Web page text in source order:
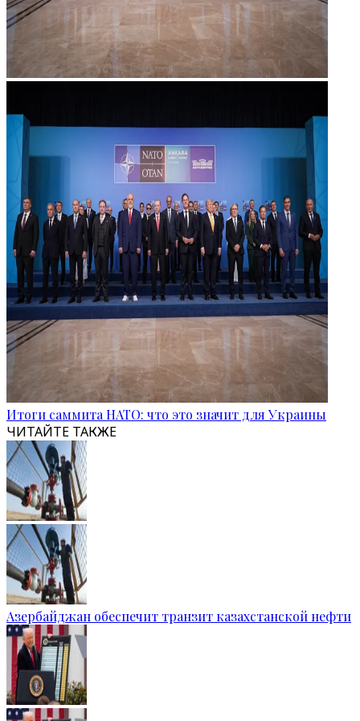
Итоги саммита НАТО: что это значит для Украины
ЧИТАЙТЕ ТАКЖЕ
Азербайджан обеспечит транзит казахстанской нефти